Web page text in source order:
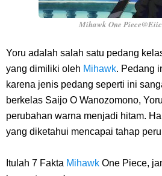
Mihawk One
Yoru adalah salah satu pedang
yang dimiliki oleh Mihawk. Pedang
karena jenis pedang seperti ini
berkelas Saijo O Wanozomono,
perubahan warna menjadi hitam.
yang diketahui mencapai tahap
Itulah 7 Fakta Mihawk One Piece,